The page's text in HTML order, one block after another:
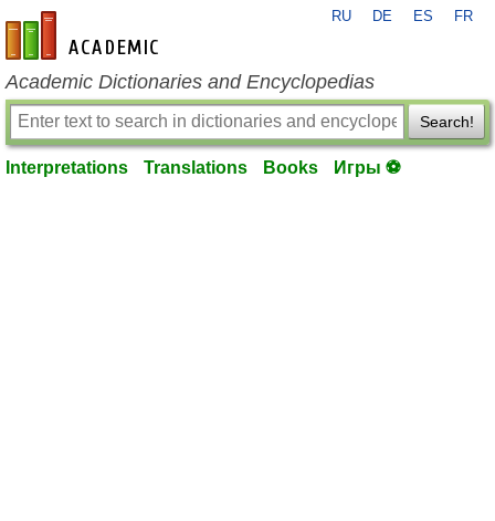
en-academic.com
RU DE ES FR
Academic Dictionaries and Encyclopedias
Search!
Interpretations Translations Books Игры ⚽